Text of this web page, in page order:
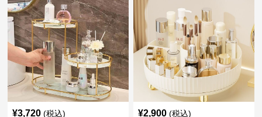
¥3,720 (税込) ¥2,900 (税込)